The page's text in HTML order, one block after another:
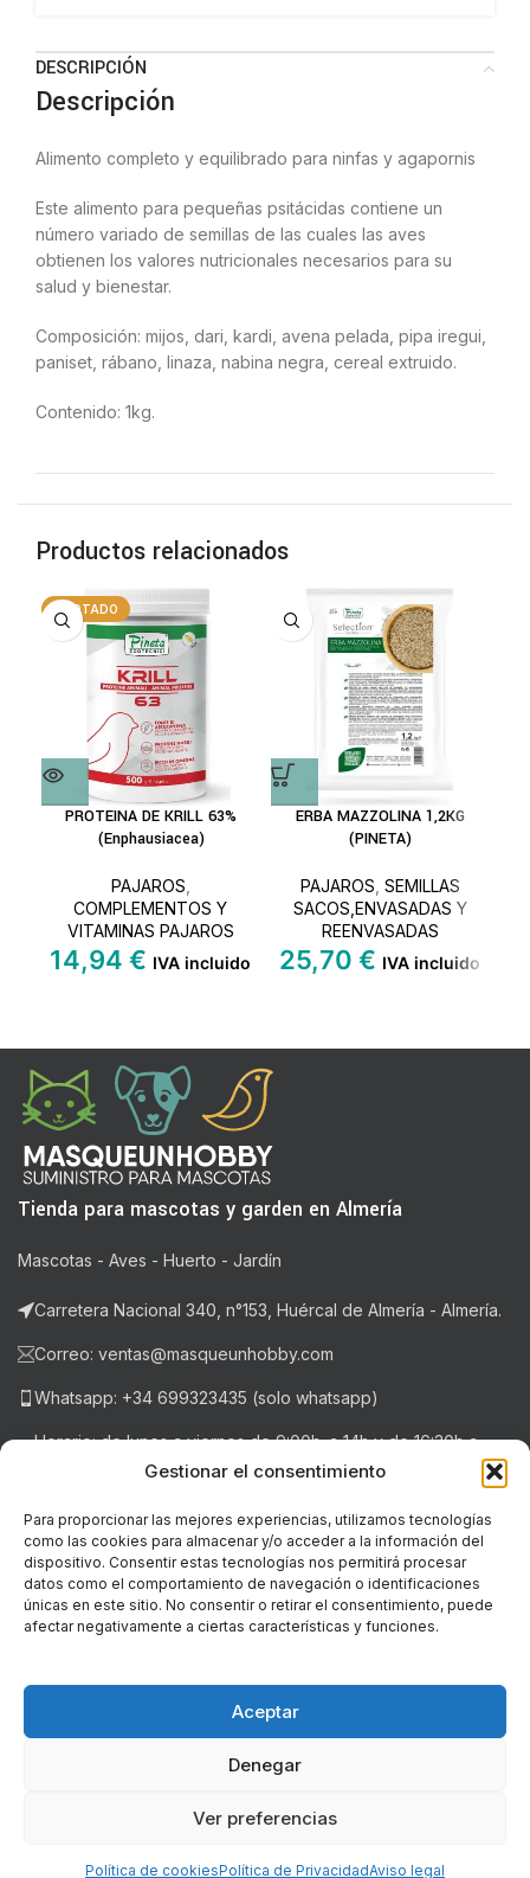
Gestionar el consentimiento
Para proporcionar las mejores experiencias, utilizamos tecnologías
como las cookies para almacenar y/o acceder a la información del
dispositivo. Consentir estas tecnologías nos permitirá procesar
datos como el comportamiento de navegación o identificaciones
únicas en este sitio. No consentir o retirar el consentimiento, puede
afectar negativamente a ciertas características y funciones.
Aceptar
Denegar
Ver preferencias
Política de cookiesPolítica de PrivacidadAviso legal
DESCRIPCIÓN
Descripción
Alimento completo y equilibrado para ninfas y agapornis
Este alimento para pequeñas psitácidas contiene un
número variado de semillas de las cuales las aves
obtienen los valores nutricionales necesarios para su
salud y bienestar.
Composición: mijos, dari, kardi, avena pelada, pipa iregui,
paniset, rábano, linaza, nabina negra, cereal extruido.
Contenido: 1kg.
Productos relacionados
AGOTADO
PROTEINA DE KRILL 63%
(Enphausiacea)
PAJAROS
COMPLEMENTOS Y
VITAMINAS PAJAROS
14,94 € IVA incluido
ERBA MAZZOLINA 1,2KG
(PINETA)
PAJAROS SEMILLAS
SACOS,ENVASADAS Y
REENVASADAS
25,70 € IVA incluido
Tienda para mascotas y garden en Almería
Mascotas - Aves - Huerto - Jardín
Carretera Nacional 340, n°153, Huércal de Almería - Almería.
Correo: ventas@masqueunhobby.com
Whatsapp: +34 699323435 (solo whatsapp)
Horario: de lunes a viernes de 9:00h. a 14h y de 16:30h a
20:30h . Sábados de 9:00h a 14:00h.
NOTICIAS RECIENTES
LEGAL
PROGRAMA KIT DIGITAL FINANCIADO POR LOS FONDOS NEXT
GENERATION (EU) DEL MECANISMO DE RECUPERACIÓN Y RESILIENCIA